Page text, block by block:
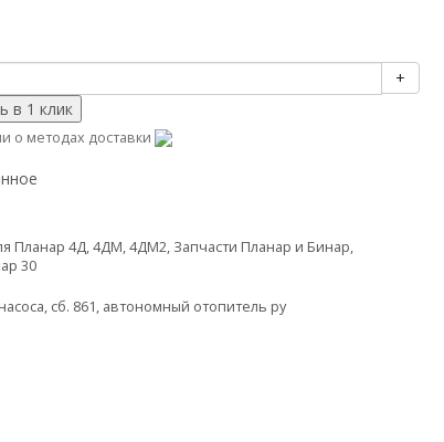
+
о методах доставки
Планар 4Д, 4ДМ, 4ДМ2, Запчасти Планар и Бинар,
30
, сб. 861, автономный отопитель ру